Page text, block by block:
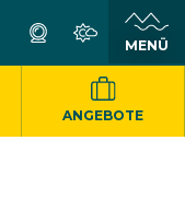
ANGEBOTE